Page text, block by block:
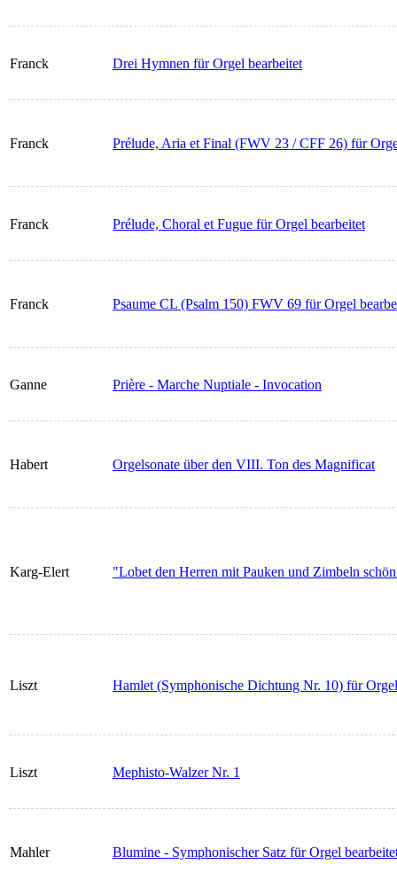
Franck Drei Hymnen für Orgel bearbeitet
Franck Prélude, Aria et Final (FWV 23 / CFF 26) für
Franck Prélude, Choral et Fugue für Orgel bearbeitet
Franck Psaume CL (Psalm 150) FWV 69 für Orgel
Ganne Prière - Marche Nuptiale - Invocation
Habert Orgelsonate über den VIII. Ton des Magnificat
Karg-Elert "Lobet den Herren mit Pauken und Zimbeln
Liszt Hamlet (Symphonische Dichtung Nr. 10) für
Liszt Mephisto-Walzer Nr. 1
Mahler Blumine - Symphonischer Satz für Orgel